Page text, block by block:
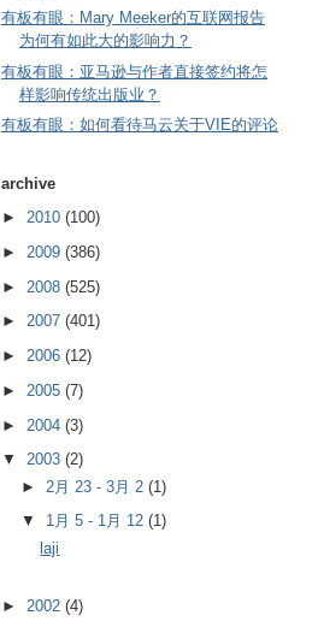
有板有眼：Mary Meeker的互联网报告
为何有如此大的影响力？
有板有眼：亚马逊与作者直接签约将怎
样影响传统出版业？
有板有眼：如何看待马云关于VIE的评论
archive
► 2010 (100)
► 2009 (386)
► 2008 (525)
► 2007 (401)
► 2006 (12)
► 2005 (7)
► 2004 (3)
▼ 2003 (2)
► 2月 23 - 3月 2 (1)
▼ 1月 5 - 1月 12 (1)
laji
► 2002 (4)